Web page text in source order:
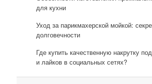
для кухни
Уход за парикмахерской мойкой:
долговечности
Где купить качественную накрутку
и лайков в социальных сетях?